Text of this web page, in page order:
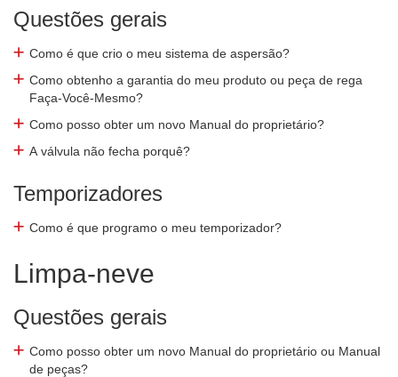
Questões gerais
Como é que crio o meu sistema de aspersão?
Como obtenho a garantia do meu produto ou peça de rega
Faça-Você-Mesmo?
Como posso obter um novo Manual do proprietário?
A válvula não fecha porquê?
Temporizadores
Como é que programo o meu temporizador?
Limpa-neve
Questões gerais
Como posso obter um novo Manual do proprietário ou Manual
de peças?